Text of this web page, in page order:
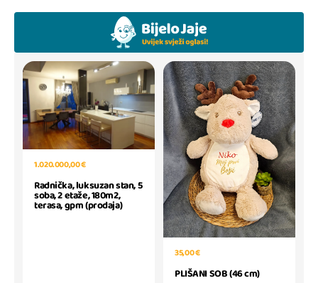
1.020.000,00 €
Radnička, luksuzan stan, 5
soba, 2 etaže, 180m2,
terasa, gpm (prodaja)
35,00 €
PLIŠANI SOB (46 cm)